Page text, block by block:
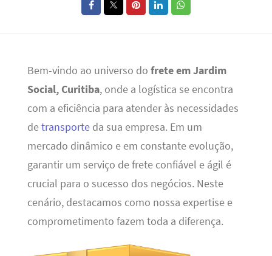
Bem-vindo ao universo do frete em Jardim
Social, Curitiba, onde a logística se encontra
com a eficiência para atender às necessidades
detransporteda sua empresa. Em um
mercado dinâmico e em constante evolução,
garantir um serviço de frete confiável e ágil é
crucial para o sucesso dos negócios. Neste
cenário, destacamos como nossa expertise e
comprometimento fazem toda a diferença.